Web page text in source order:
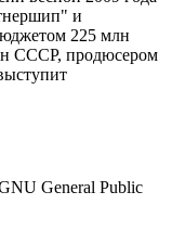
и
225 млн
СССР, продюсером
General Public